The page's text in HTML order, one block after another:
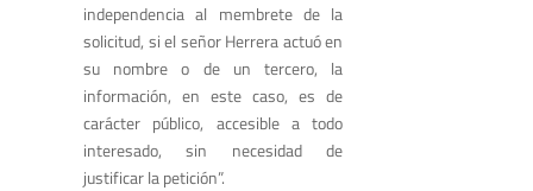
independencia al membrete de la
solicitud, si el señor Herrera actuó en
su nombre o de un tercero, la
información, en este caso, es de
carácter público, accesible a todo
interesado, sin necesidad de
justificar la petición”.